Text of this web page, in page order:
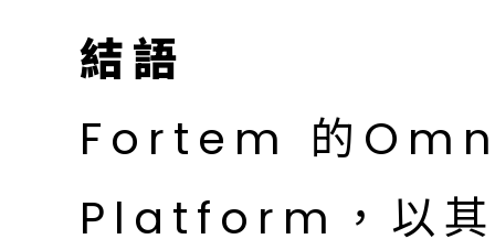
結語
Fortem 的
Platform，以其